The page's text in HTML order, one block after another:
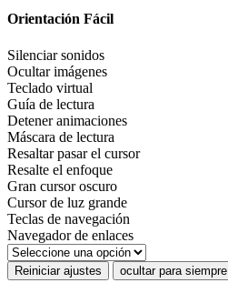
Orientación Fácil
Silenciar sonidos
Ocultar imágenes
Teclado virtual
Guía de lectura
Detener animaciones
Máscara de lectura
Resaltar pasar el cursor
Resalte el enfoque
Gran cursor oscuro
Cursor de luz grande
Teclas de navegación
Navegador de enlaces
Reiniciar ajustes ocultar para siempre